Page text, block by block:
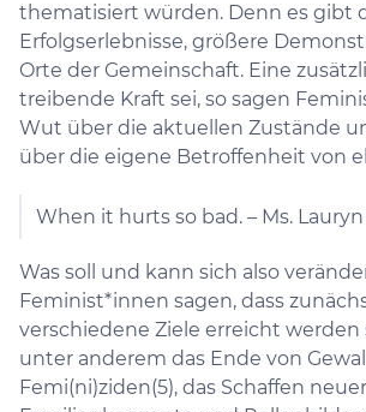
thematisiert würden. Denn es gibt
Erfolgserlebnisse, größere
Orte der Gemeinschaft. Eine
treibende Kraft sei, so sagen
Wut über die aktuellen Zustände
über die eigene Betroffenheit von
When it hurts so bad. – Ms. Lauryn
Was soll und kann sich also
Feminist*innen sagen, dass
verschiedene Ziele erreicht werden
unter anderem das Ende von
Femi(ni)ziden(5), das Schaffen neuer